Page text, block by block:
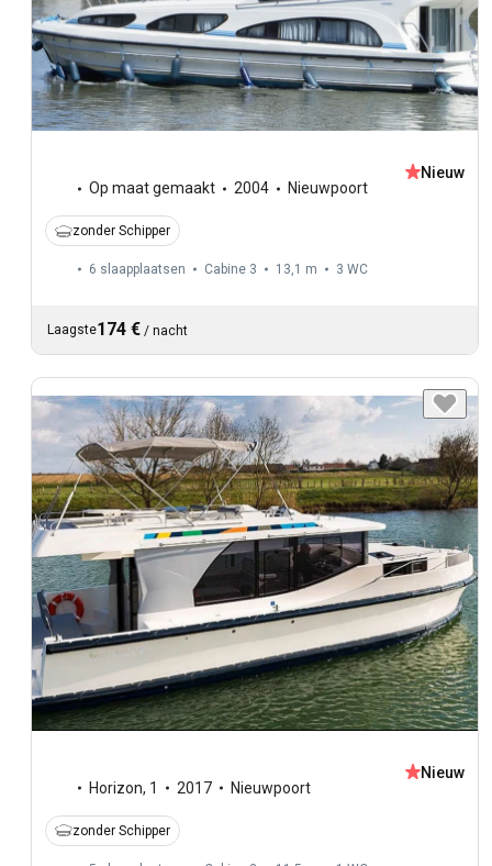
Op maat gemaakt 2004 Nieuwpoort
Nieuw
zonder Schipper
6 slaapplaatsen Cabine 3 13,1 m 3 WC
Laagste174 € / nacht
Horizon, 1 2017 Nieuwpoort
Nieuw
zonder Schipper